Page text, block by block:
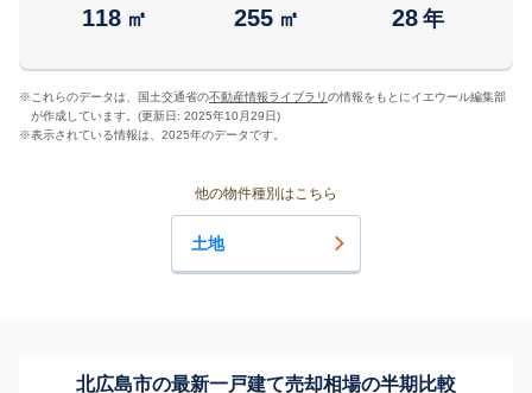
118 ㎡ 255 ㎡ 28 年
※ これらのデータは、国土交通省の不動産情報ライブラリの情報をもとにイエウール編集部
が作成しています。(更新日: 2025年10月29日)
※表示されている情報は、2025年のデータです。
他の物件種別はこちら
土地
北広島市の最新一戸建て売却相場の半期比較